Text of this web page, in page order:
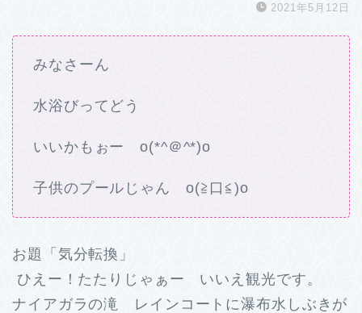
2021年5月12日
みなさーん
水浴びってどう
いいかもぉー o(*^＠^*)o
子供のプールじゃん o(≧口≦)o
お題「気分転換」
ひえー！たたりじゃぁー いいえ観光です。
ナイアガラの滝 レインコートに瀑布水しぶきが